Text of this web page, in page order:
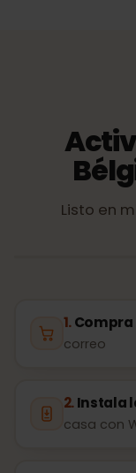
Listo en
correo
Instala
casa con